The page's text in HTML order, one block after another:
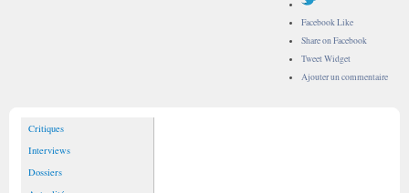
Facebook Like
Share on Facebook
Tweet Widget
Ajouter un commentaire
Critiques
Interviews
Dossiers